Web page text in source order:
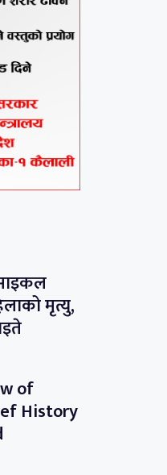
मृत्यु,
of
History